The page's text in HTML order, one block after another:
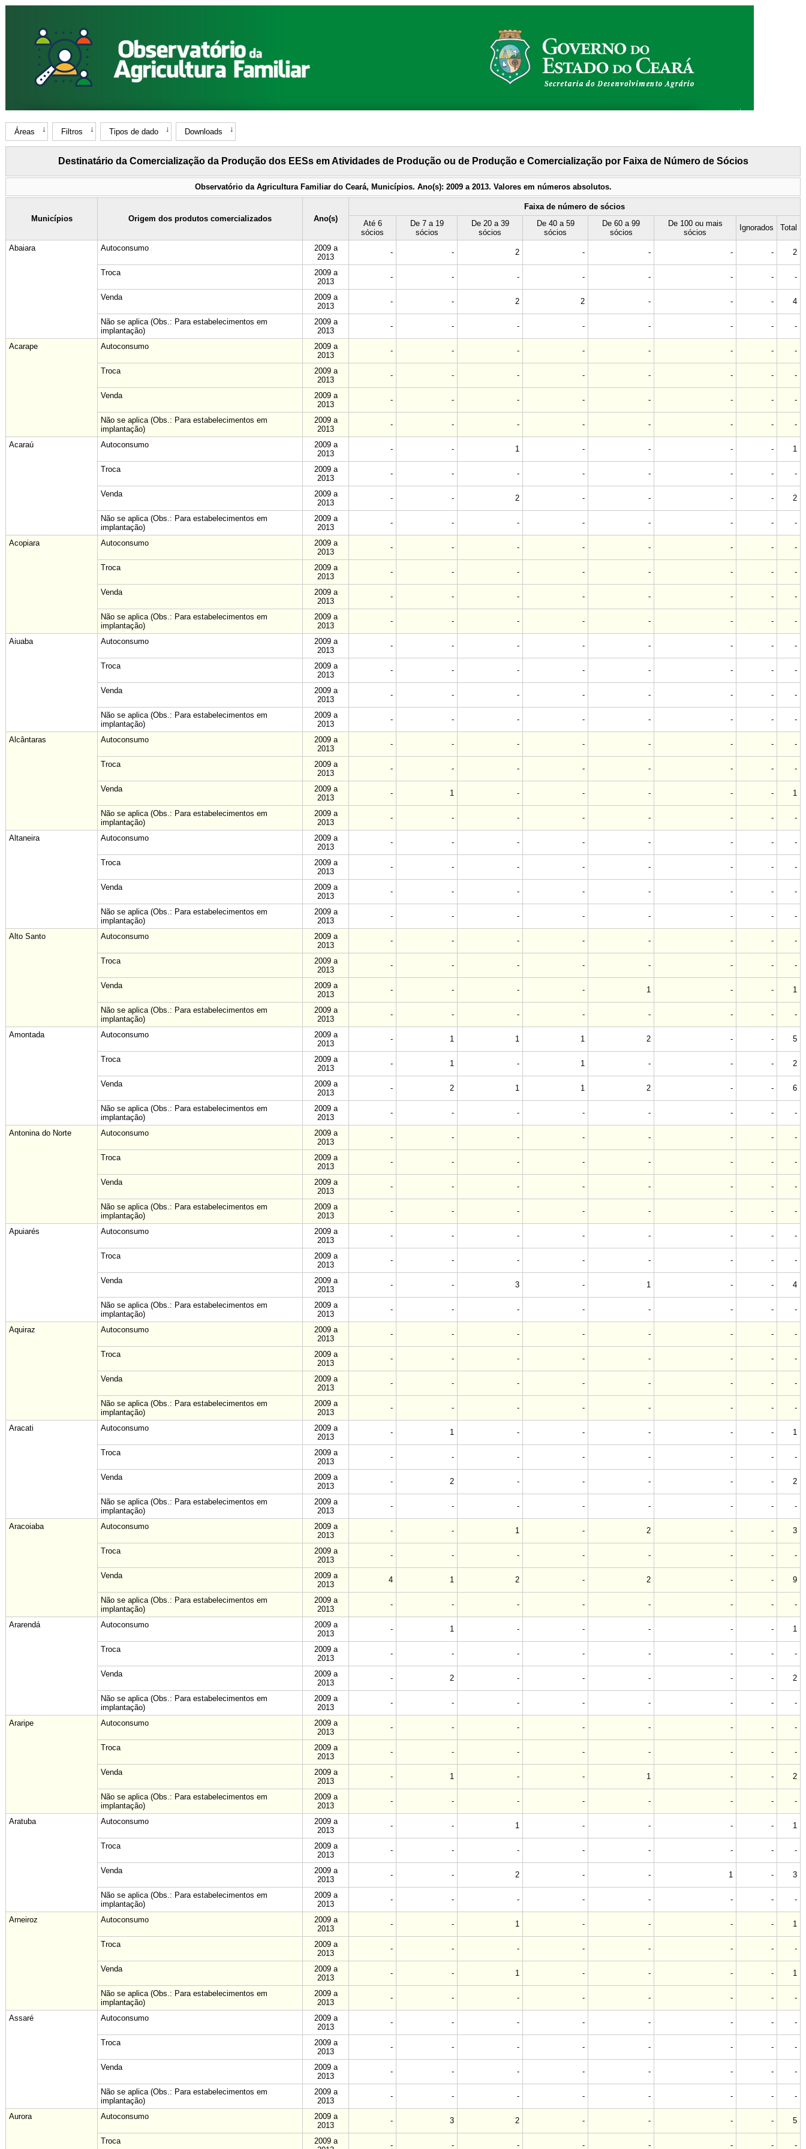
Áreas Filtros Tipos de dado Downloads
Destinatário da Comercialização da Produção dos EESs em Atividades de Produção ou de Produção e Comercialização por Faixa de Número de Sócios
Observatório da Agricultura Familiar do Ceará, Municípios. Ano(s): 2009 a 2013. Valores em números absolutos.
Municípios Origem dos produtos comercializados Ano(s)
Faixa de número de sócios
Até 6
sócios
De 7 a 19
sócios
De 20 a 39
sócios
De 40 a 59
sócios
De 60 a 99
sócios
De 100 ou mais
sócios
Ignorados Total
Abaiara Autoconsumo
2009 a
2013
- - 2 - - - - 2
Troca
2009 a
2013
- - - - - - - -
Venda
2009 a
2013
- - 2 2 - - - 4
Não se aplica (Obs.: Para estabelecimentos em
implantação)
2009 a
2013
- - - - - - - -
Acarape Autoconsumo
2009 a
2013
- - - - - - - -
Troca
2009 a
2013
- - - - - - - -
Venda
2009 a
2013
- - - - - - - -
Não se aplica (Obs.: Para estabelecimentos em
implantação)
2009 a
2013
- - - - - - - -
Acaraú Autoconsumo
2009 a
2013
- - 1 - - - - 1
Troca
2009 a
2013
- - - - - - - -
Venda
2009 a
2013
- - 2 - - - - 2
Não se aplica (Obs.: Para estabelecimentos em
implantação)
2009 a
2013
- - - - - - - -
Acopiara Autoconsumo
2009 a
2013
- - - - - - - -
Troca
2009 a
2013
- - - - - - - -
Venda
2009 a
2013
- - - - - - - -
Não se aplica (Obs.: Para estabelecimentos em
implantação)
2009 a
2013
- - - - - - - -
Aiuaba Autoconsumo
2009 a
2013
- - - - - - - -
Troca
2009 a
2013
- - - - - - - -
Venda
2009 a
2013
- - - - - - - -
Não se aplica (Obs.: Para estabelecimentos em
implantação)
2009 a
2013
- - - - - - - -
Alcântaras Autoconsumo
2009 a
2013
- - - - - - - -
Troca
2009 a
2013
- - - - - - - -
Venda
2009 a
2013
- 1 - - - - - 1
Não se aplica (Obs.: Para estabelecimentos em
implantação)
2009 a
2013
- - - - - - - -
Altaneira Autoconsumo
2009 a
2013
- - - - - - - -
Troca
2009 a
2013
- - - - - - - -
Venda
2009 a
2013
- - - - - - - -
Não se aplica (Obs.: Para estabelecimentos em
implantação)
2009 a
2013
- - - - - - - -
Alto Santo Autoconsumo
2009 a
2013
- - - - - - - -
Troca
2009 a
2013
- - - - - - - -
Venda
2009 a
2013
- - - - 1 - - 1
Não se aplica (Obs.: Para estabelecimentos em
implantação)
2009 a
2013
- - - - - - - -
Amontada Autoconsumo
2009 a
2013
- 1 1 1 2 - - 5
Troca
2009 a
2013
- 1 - 1 - - - 2
Venda
2009 a
2013
- 2 1 1 2 - - 6
Não se aplica (Obs.: Para estabelecimentos em
implantação)
2009 a
2013
- - - - - - - -
Antonina do Norte Autoconsumo
2009 a
2013
- - - - - - - -
Troca
2009 a
2013
- - - - - - - -
Venda
2009 a
2013
- - - - - - - -
Não se aplica (Obs.: Para estabelecimentos em
implantação)
2009 a
2013
- - - - - - - -
Apuiarés Autoconsumo
2009 a
2013
- - - - - - - -
Troca
2009 a
2013
- - - - - - - -
Venda
2009 a
2013
- - 3 - 1 - - 4
Não se aplica (Obs.: Para estabelecimentos em
implantação)
2009 a
2013
- - - - - - - -
Aquiraz Autoconsumo
2009 a
2013
- - - - - - - -
Troca
2009 a
2013
- - - - - - - -
Venda
2009 a
2013
- - - - - - - -
Não se aplica (Obs.: Para estabelecimentos em
implantação)
2009 a
2013
- - - - - - - -
Aracati Autoconsumo
2009 a
2013
- 1 - - - - - 1
Troca
2009 a
2013
- - - - - - - -
Venda
2009 a
2013
- 2 - - - - - 2
Não se aplica (Obs.: Para estabelecimentos em
implantação)
2009 a
2013
- - - - - - - -
Aracoiaba Autoconsumo
2009 a
2013
- - 1 - 2 - - 3
Troca
2009 a
2013
- - - - - - - -
Venda
2009 a
2013
4 1 2 - 2 - - 9
Não se aplica (Obs.: Para estabelecimentos em
implantação)
2009 a
2013
- - - - - - - -
Ararendá Autoconsumo
2009 a
2013
- 1 - - - - - 1
Troca
2009 a
2013
- - - - - - - -
Venda
2009 a
2013
- 2 - - - - - 2
Não se aplica (Obs.: Para estabelecimentos em
implantação)
2009 a
2013
- - - - - - - -
Araripe Autoconsumo
2009 a
2013
- - - - - - - -
Troca
2009 a
2013
- - - - - - - -
Venda
2009 a
2013
- 1 - - 1 - - 2
Não se aplica (Obs.: Para estabelecimentos em
implantação)
2009 a
2013
- - - - - - - -
Aratuba Autoconsumo
2009 a
2013
- - 1 - - - - 1
Troca
2009 a
2013
- - - - - - - -
Venda
2009 a
2013
- - 2 - - 1 - 3
Não se aplica (Obs.: Para estabelecimentos em
implantação)
2009 a
2013
- - - - - - - -
Arneiroz Autoconsumo
2009 a
2013
- - 1 - - - - 1
Troca
2009 a
2013
- - - - - - - -
Venda
2009 a
2013
- - 1 - - - - 1
Não se aplica (Obs.: Para estabelecimentos em
implantação)
2009 a
2013
- - - - - - - -
Assaré Autoconsumo
2009 a
2013
- - - - - - - -
Troca
2009 a
2013
- - - - - - - -
Venda
2009 a
2013
- - - - - - - -
Não se aplica (Obs.: Para estabelecimentos em
implantação)
2009 a
2013
- - - - - - - -
Aurora Autoconsumo
2009 a
2013
- 3 2 - - - - 5
Troca
2009 a
- - - - - - - -